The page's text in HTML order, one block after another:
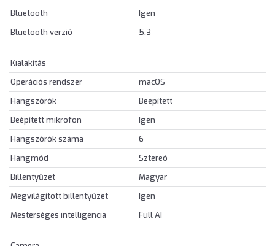
Bluetooth
Igen
Bluetooth verzió
5.3
Kialakítás
Operációs rendszer
macOS
Hangszórók
Beépített
Beépített mikrofon
Igen
Hangszórók száma
6
Hangmód
Sztereó
Billentyűzet
Magyar
Megvilágított billentyűzet
Igen
Mesterséges intelligencia
Full AI